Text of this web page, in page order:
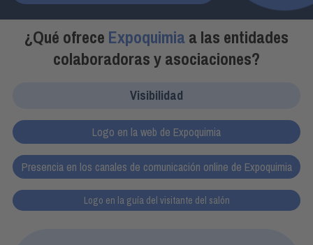
¿Qué ofrece Expoquimiaa las entidades
colaboradoras y asociaciones?
Visibilidad
Logo en la web de Expoquimia
Presencia en los canales de comunicación online de Expoquimia
Logo en la guía del visitante del salón